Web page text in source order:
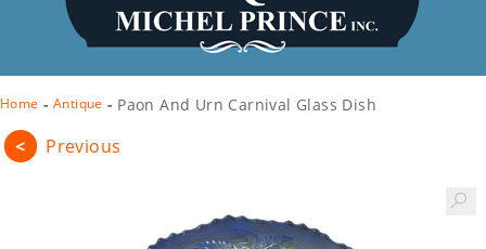
Home - Antique - Paon And Urn Carnival Glass Dish
< Previous